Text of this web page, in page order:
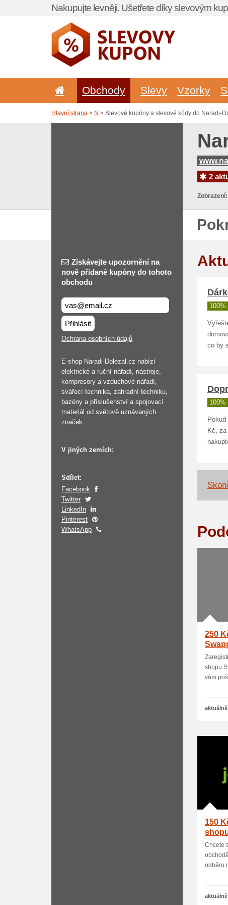
Nakupujte levněji. Ušetřete díky slevovým
Obchody Slevy Vzorky
Hlavní strana > N > Slevové kupóny a slevové kódy do Naradi-
2
Zobrazení:
Získávejte upozornění na
nově přidané kupóny do tohoto
obchodu
Přihlásit
Ochrana osobních údajů
E-shop Naradi-Dolezal.cz nabízí
elektrické a ruční nářadí, nástroje,
kompresory a vzduchové nářadí,
svářecí technika, zahradní techniku,
bazény a příslušenství a spojovací
materiál od světově uznávaných
značek.
V jiných zemích:
Sdílet:
Facebook
Twitter
LinkedIn
Pinterest
WhatsApp
100%
co by
100%
Kč,
250
shopu
vám
150
Chcete
odběru